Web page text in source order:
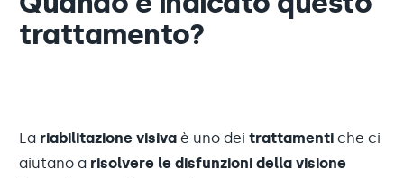
trattamento?
La riabilitazione visiva è uno dei trattamenti che ci
aiutano a risolvere le disfunzioni della visione